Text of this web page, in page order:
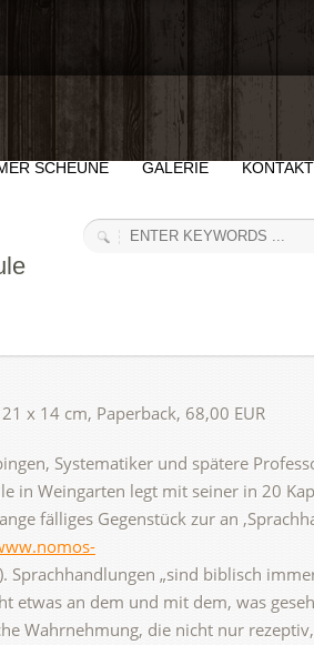
SCHEUNE GALERIE KONTAKT
x 14 cm, Paperback, 68,00 EUR
Systematiker und spätere
in Weingarten legt mit seiner in 20
fälliges Gegenstück zur an
). Sprachhandlungen „sind biblisch
etwas an dem und mit dem, was
Wahrnehmung, die nicht nur